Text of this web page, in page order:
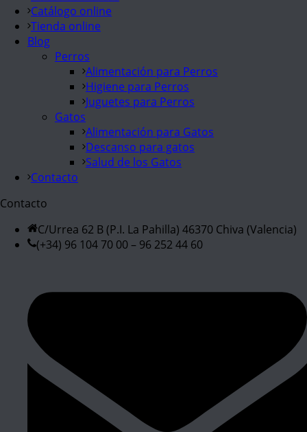
Catálogo online
Tienda online
Blog
Perros
Alimentación para Perros
Higiene para Perros
Juguetes para Perros
Gatos
Alimentación para Gatos
Descanso para gatos
Salud de los Gatos
Contacto
Contacto
C/Urrea 62 B (P.I. La Pahilla) 46370 Chiva (Valencia)
(+34) 96 104 70 00 – 96 252 44 60